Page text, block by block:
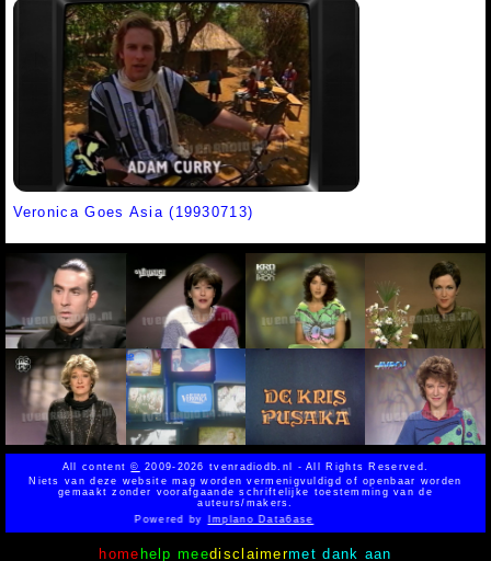
Veronica Goes Asia (19930713)
All content© 2009-2026 tvenradiodb.nl - All Rights Reserved.
Niets van deze website mag worden vermenigvuldigd of openbaar worden
gemaakt zonder voorafgaande schriftelijke toestemming van de
auteurs/makers.
Powered by Implano Data6ase
home help meedisclaimermet dank aan